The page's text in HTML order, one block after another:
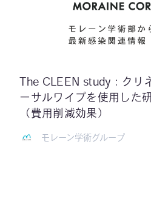
The CLEEN study：クリ
ーサルワイプを使用した
（費用削減効果）
モレーン学術グループ